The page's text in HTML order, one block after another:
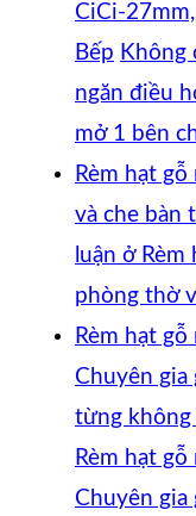
CiCi-
Bếp Không
ngăn điều
mở 1 bên
Rèm hạt
và che bàn
luận ở Rèm
phòng thờ
Rèm hạt
Chuyên gia
từng không
Rèm hạt
Chuyên gia